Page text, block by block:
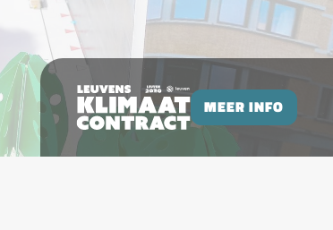
MEER INFO